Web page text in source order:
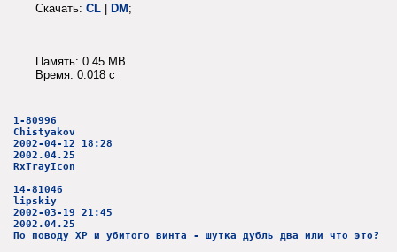
Скачать: CL | DM;
Память: 0.45 MB
Время: 0.018 c
1-80996
Chistyakov
2002-04-12 18:28
2002.04.25
RxTrayIcon
14-81046
lipskiy
2002-03-19 21:45
2002.04.25
По поводу XP и убитого винта - шутка дубль два или что это?